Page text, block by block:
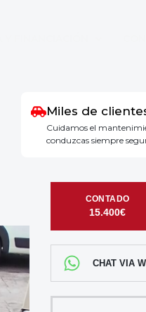
Miles de
Cuidamos el
conduzcas siempre
15.400€
CHAT VIA